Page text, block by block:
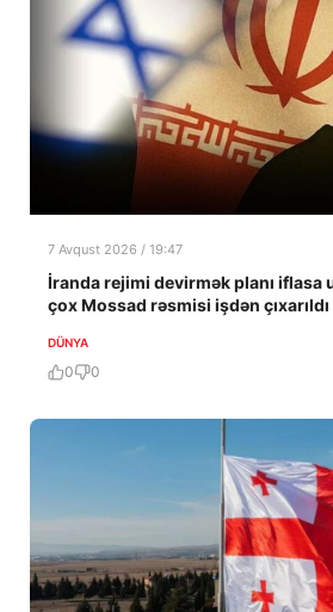
7 Avqust 2026 / 19:47
İranda rejimi devirmək planı iflasa
çox Mossad rəsmisi işdən çıxarıldı
DÜNYA
0 0